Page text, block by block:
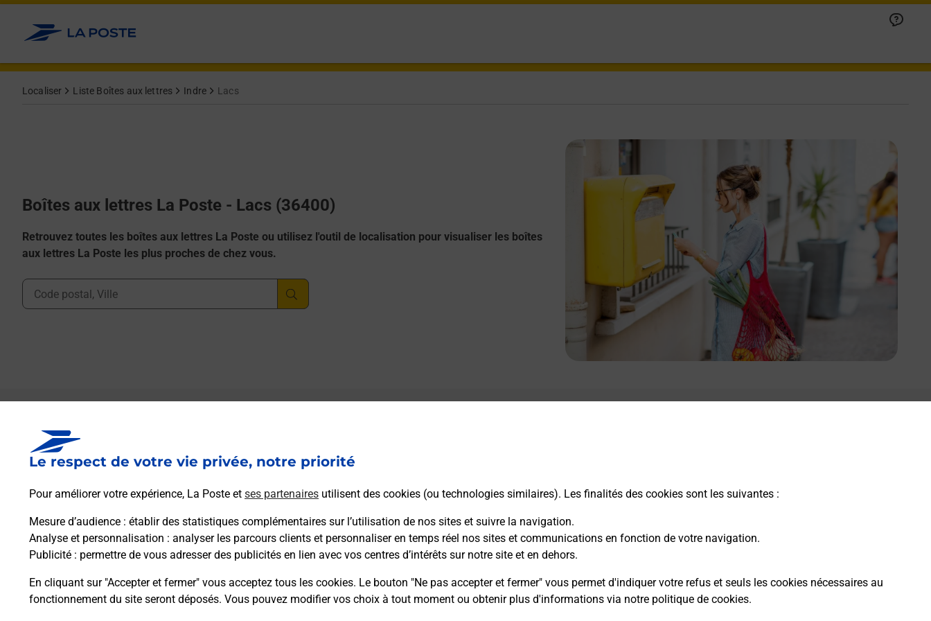
Le respect de votre vie privée, notre priorité
Pour améliorer votre expérience, La Poste et ses partenaires utilisent des cookies (ou technologies similaires). Les finalités des cookies sont les suivantes :
Mesure d’audience : établir des statistiques complémentaires sur l’utilisation de nos sites et suivre la navigation.
Analyse et personnalisation : analyser les parcours clients et personnaliser en temps réel nos sites et communications en fonction de votre navigation.
Publicité : permettre de vous adresser des publicités en lien avec vos centres d’intérêts sur notre site et en dehors.
En cliquant sur "Accepter et fermer" vous acceptez tous les cookies. Le bouton "Ne pas accepter et fermer" vous permet d'indiquer votre refus et seuls les cookies nécessaires au
fonctionnement du site seront déposés. Vous pouvez modifier vos choix à tout moment ou obtenir plus d'informations via notre politique de cookies.
Allez au contenu
Localiser Liste Boîtes aux lettres Indre Lacs
Boîtes aux lettres La Poste - Lacs (36400)
Retrouvez toutes les boîtes aux lettres La Poste ou utilisez l'outil de localisation pour visualiser les boîtes
aux lettres La Poste les plus proches de chez vous.
Ville, Département, Code Postal
Boîte aux lettres La Poste
Collecte du courrier aujourd'hui à 09h00
52 Rue Henri Prieure
Itinéraire